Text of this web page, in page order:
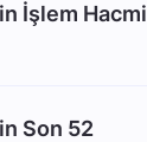
İşlem Hacmi
Son 52